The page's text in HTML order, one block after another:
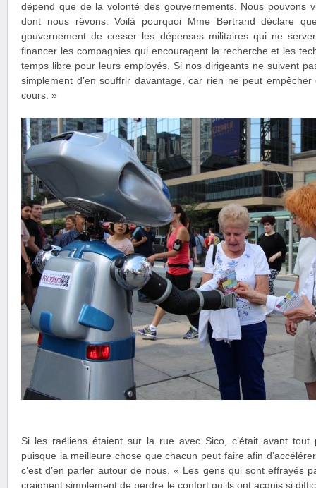
dépend que de la volonté des gouvernements. Nous pouvons
dont nous rêvons. Voilà pourquoi Mme Bertrand déclare
gouvernement de cesser les dépenses militaires qui ne
financer les compagnies qui encouragent la recherche et les
temps libre pour leurs employés. Si nos dirigeants ne suivent
simplement d’en souffrir davantage, car rien ne peut
cours. »
Si les raëliens étaient sur la rue avec Sico, c’était avant tout
puisque la meilleure chose que chacun peut faire afin
c’est d’en parler autour de nous. « Les gens qui sont effrayés
craignent simplement de perdre le confort qu’ils ont acquis si